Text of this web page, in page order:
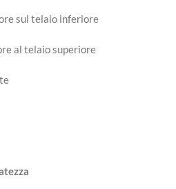
sul telaio inferiore
al telaio superiore